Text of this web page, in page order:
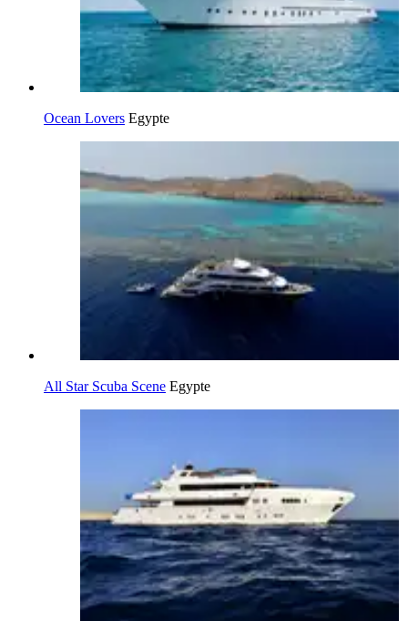
Ocean Lovers Egypte
All Star Scuba Scene Egypte